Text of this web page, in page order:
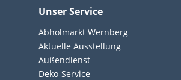
Unser Service
Abholmarkt Wernberg
Aktuelle Ausstellung
Außendienst
Deko-Service